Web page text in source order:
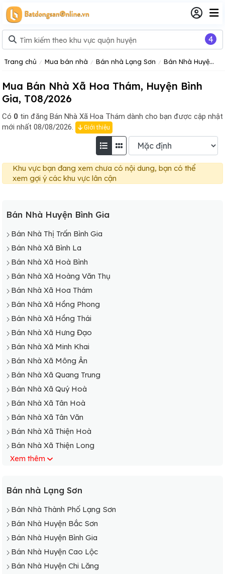
Trang chủ Mua bán nhà Bán nhà Lạng Sơn Bán Nhà Huyện Bình Gia
Mua Bán Nhà Xã Hoa Thám, Huyện Bình
Gia, T08/2026
Có 0 tin đăng Bán Nhà Xã Hoa Thám dành cho bạn được cập nhật
mới nhất 08/08/2026.
Giới thiệu
Khu vực bạn đang xem chưa có nội dung, bạn có thể
xem gợi ý các khu vực lân cận
Bán Nhà Huyện Bình Gia
Bán Nhà Thị Trấn Bình Gia
Bán Nhà Xã Bình La
Bán Nhà Xã Hoà Bình
Bán Nhà Xã Hoàng Văn Thụ
Bán Nhà Xã Hoa Thám
Bán Nhà Xã Hồng Phong
Bán Nhà Xã Hồng Thái
Bán Nhà Xã Hưng Đạo
Bán Nhà Xã Minh Khai
Bán Nhà Xã Mông Ân
Bán Nhà Xã Quang Trung
Bán Nhà Xã Quý Hoà
Bán Nhà Xã Tân Hoà
Bán Nhà Xã Tân Văn
Bán Nhà Xã Thiện Hoà
Bán Nhà Xã Thiện Long
Bán Nhà Xã Thiện Thuật
Bán Nhà Xã Vĩnh Yên
Xem thêm
Bán nhà Lạng Sơn
Bán Nhà Thành Phố Lạng Sơn
Bán Nhà Huyện Bắc Sơn
Bán Nhà Huyện Bình Gia
Bán Nhà Huyện Cao Lộc
Bán Nhà Huyện Chi Lăng
4